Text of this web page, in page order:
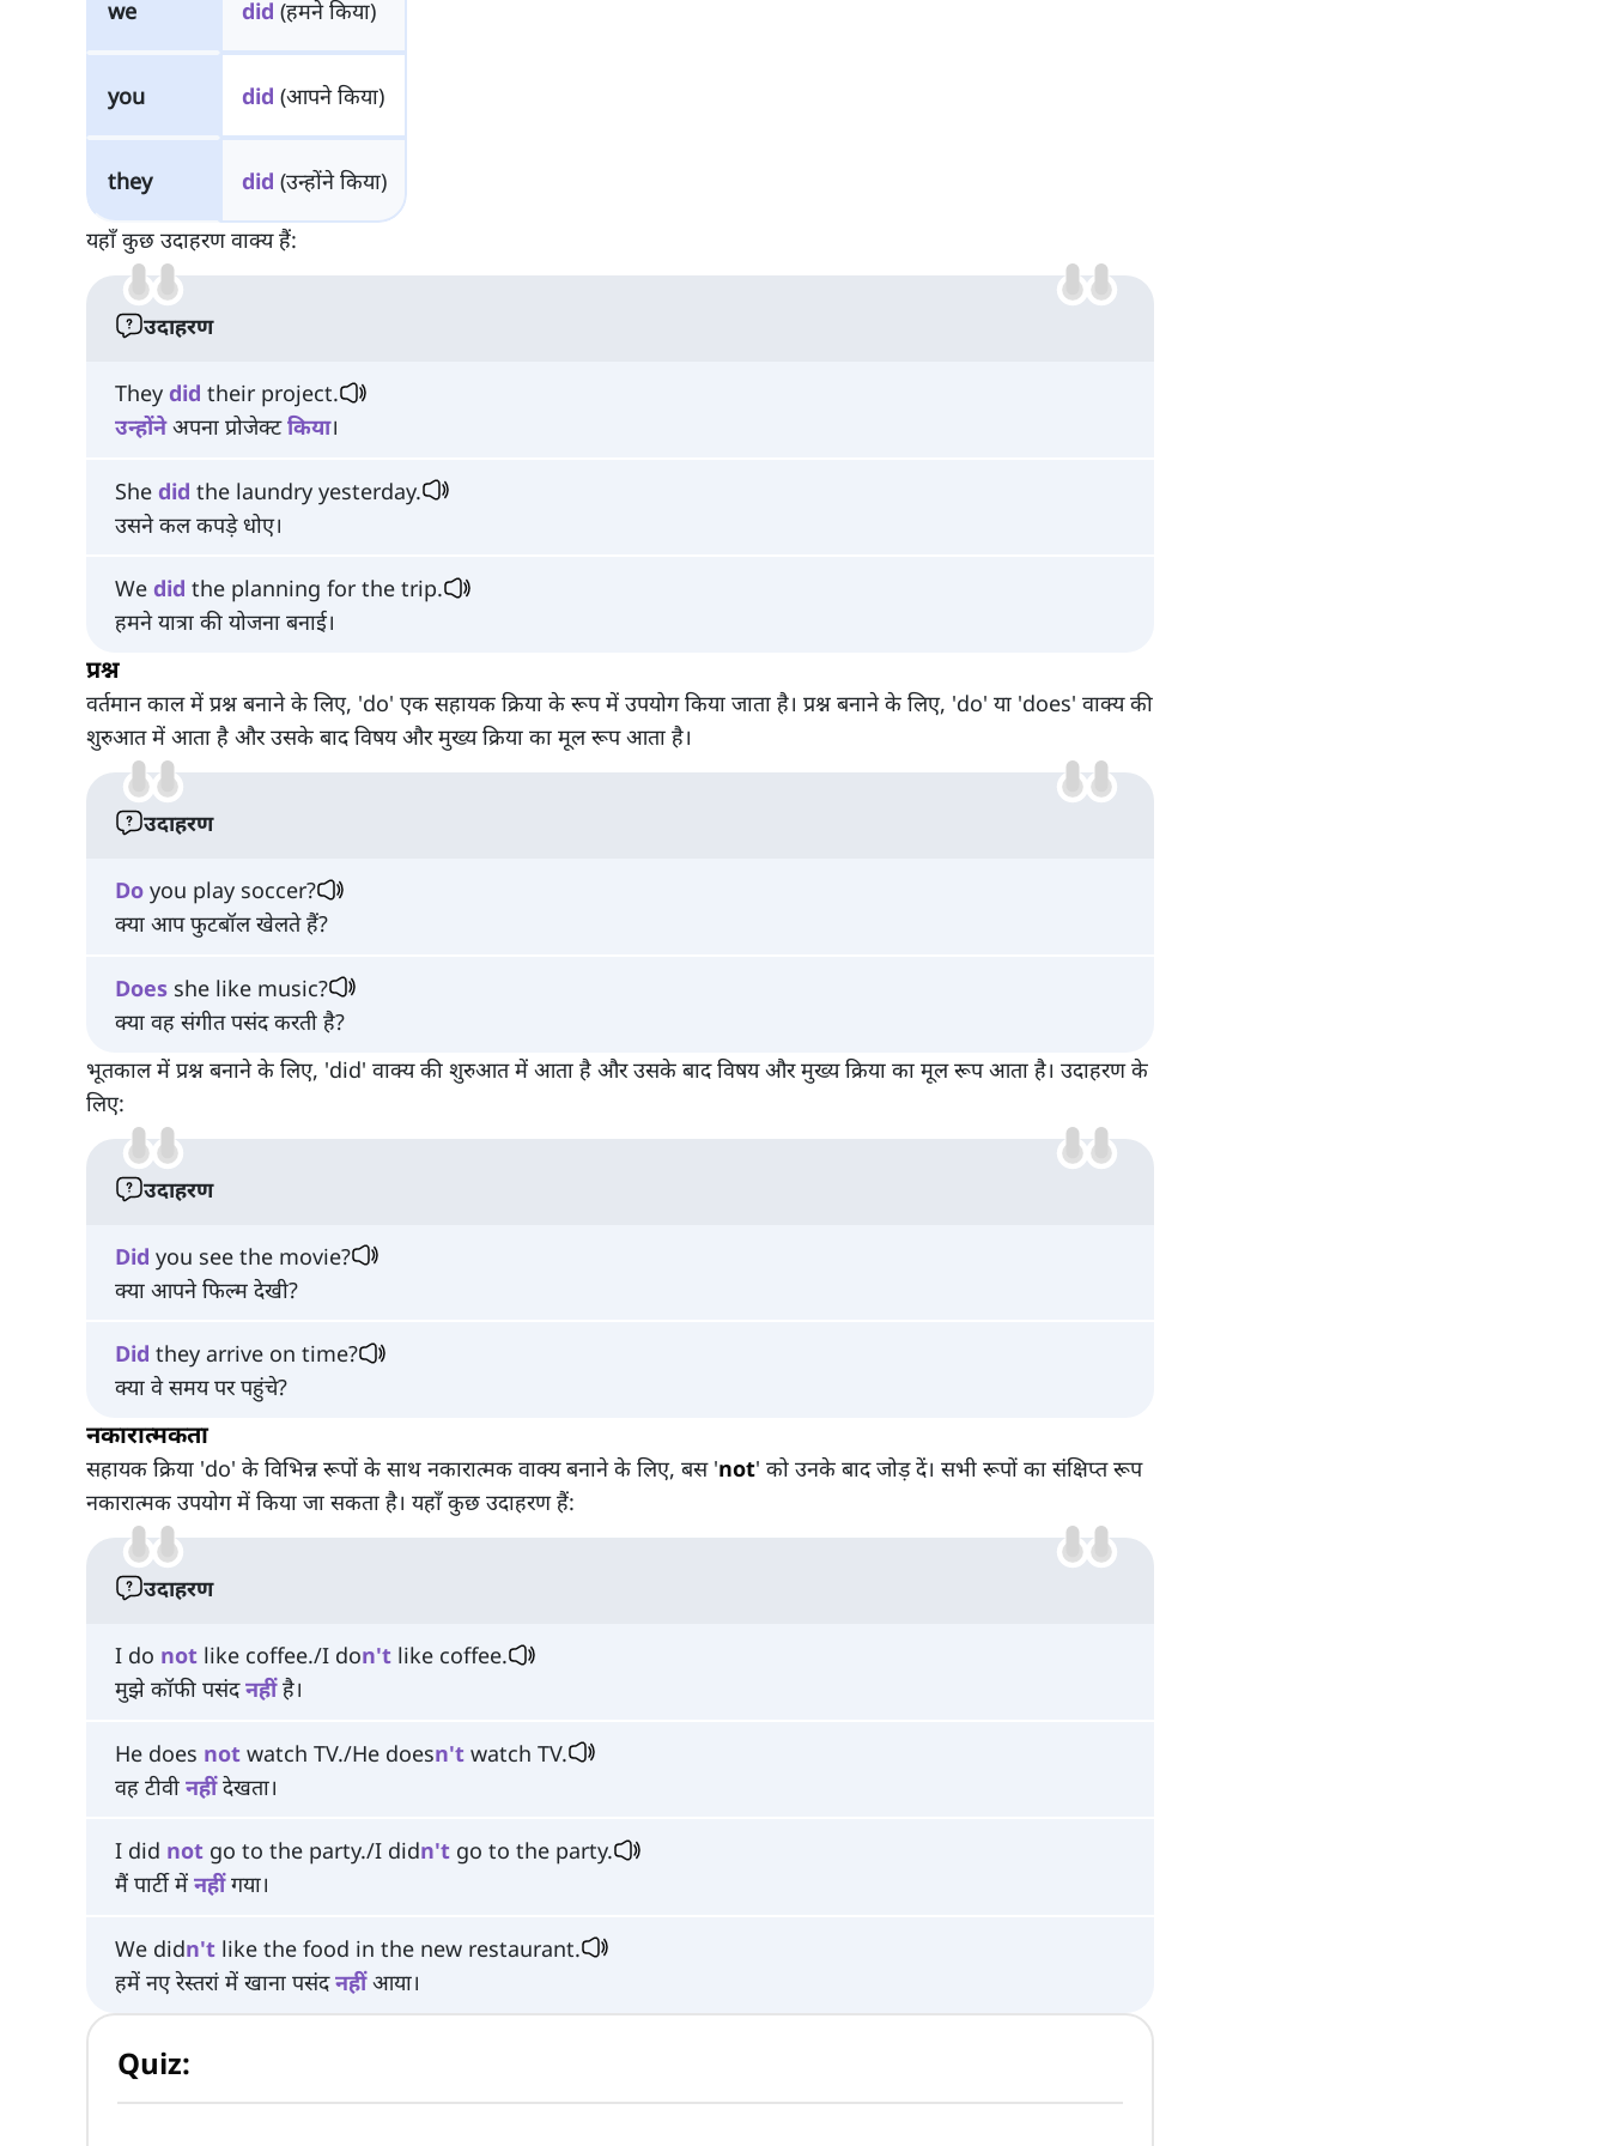
we did (हमने किया)
you did (आपने किया)
they did (उन्होंने किया)
यहाँ कुछ उदाहरण वाक्य हैं:
उदाहरण
They did their project.
उन्होंनेअपना प्रोजेक्टकिया।
She did the laundry yesterday.
उसने कल कपड़े धोए।
We did the planning for the trip.
हमने यात्रा की योजना बनाई।
प्रश्न
वर्तमान काल में प्रश्न बनाने के लिए, 'do' एक सहायक क्रिया के रूप में उपयोग किया जाता है। प्रश्न बनाने के लिए, 'do' या 'does' वाक्य की
शुरुआत में आता है और उसके बाद विषय और मुख्य क्रिया का मूल रूप आता है।
उदाहरण
Do you play soccer?
क्या आप फुटबॉल खेलते हैं?
Does she like music?
क्या वह संगीत पसंद करती है?
भूतकाल में प्रश्न बनाने के लिए, 'did' वाक्य की शुरुआत में आता है और उसके बाद विषय और मुख्य क्रिया का मूल रूप आता है। उदाहरण के
लिए:
उदाहरण
Did you see the movie?
क्या आपने फिल्म देखी?
Did they arrive on time?
क्या वे समय पर पहुंचे?
नकारात्मकता
सहायक क्रिया 'do' के विभिन्न रूपों के साथ नकारात्मक वाक्य बनाने के लिए, बस 'not' को उनके बाद जोड़ दें। सभी रूपों का संक्षिप्त रूप
नकारात्मक उपयोग में किया जा सकता है। यहाँ कुछ उदाहरण हैं:
उदाहरण
I do not like coffee./I don't like coffee.
मुझे कॉफी पसंदनहींहै।
He does not watch TV./He doesn't watch TV.
वह टीवी नहींदेखता।
I did not go to the party./I didn't go to the party.
मैं पार्टी में नहींगया।
We didn't like the food in the new restaurant.
हमें नए रेस्तरां में खाना पसंदनहींआया।
Quiz: